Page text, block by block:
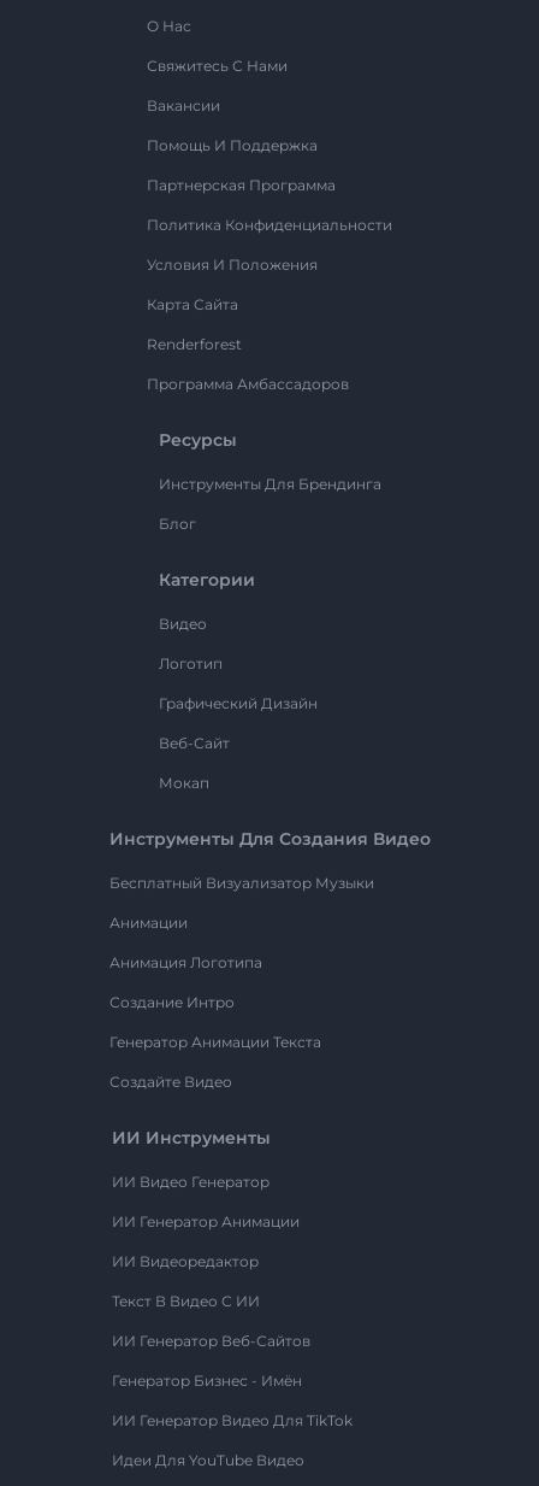
О Нас
Свяжитесь С Нами
Вакансии
Помощь И Поддержка
Партнерская Программа
Политика Конфиденциальности
Условия И Положения
Карта Сайта
Renderforest
Программа Амбассадоров
Ресурсы
Инструменты Для Брендинга
Блог
Категории
Видео
Логотип
Графический Дизайн
Веб-Сайт
Мокап
Инструменты Для Создания Видео
Бесплатный Визуализатор Музыки
Анимации
Анимация Логотипа
Создание Интро
Генератор Анимации Текста
Создайте Видео
ИИ Инструменты
ИИ Видео Генератор
ИИ Генератор Анимации
ИИ Видеоредактор
Текст В Видео С ИИ
ИИ Генератор Веб-Сайтов
Генератор Бизнес - Имён
ИИ Генератор Видео Для TikTok
Идеи Для YouTube Видео